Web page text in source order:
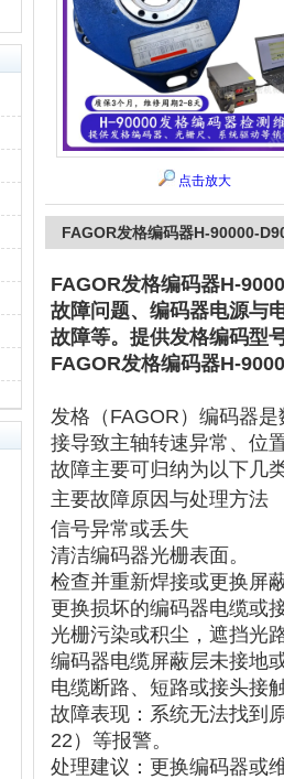
点击放大
FAGOR发格编码器H-90000-
FAGOR发格编码器H-
故障问题、编码器‌电源与
故障等。提供发格编码型
FAGOR发格编码器H-
发格（FAGOR）编码器
接导致主轴转速异常、位
故障主要可归纳为以下几
主要故障原因与处理方法
信号异常或丢失
清洁编码器光栅表面。
检查并重新焊接或更换屏
更换损坏的编码器电缆或
光栅污染或积尘，遮挡光
编码器电缆屏蔽层未接地
电缆断路、短路或接头接
故障表现 ：系统无法找到
22）等报警。
处理建议 ：更换编码器或